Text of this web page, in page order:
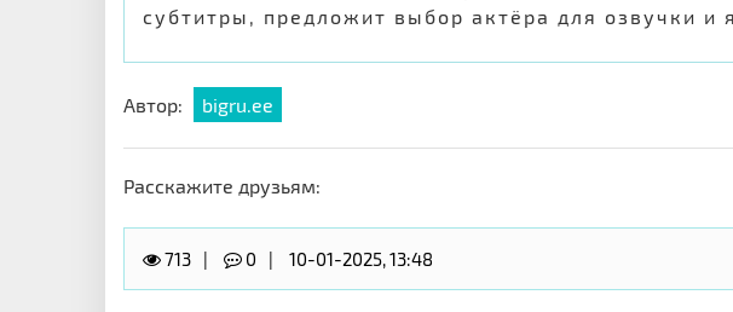
субтитры, предложит выбор актёра для озвучки и
Автор: bigru.ee
Расскажите друзьям:
713 0 10-01-2025, 13:48